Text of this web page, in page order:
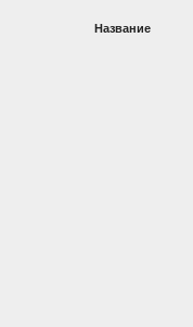
Название